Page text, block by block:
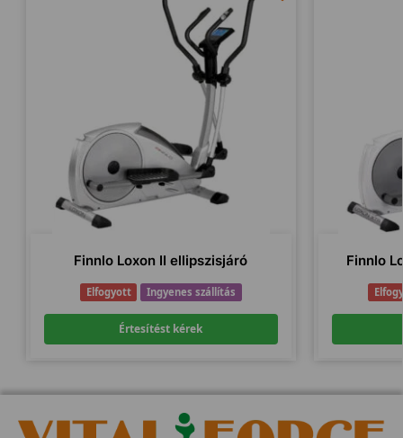
Finnlo Loxon II ellipszisjáró
Elfogyott Ingyenes szállítás
Értesítést kérek
Finnlo